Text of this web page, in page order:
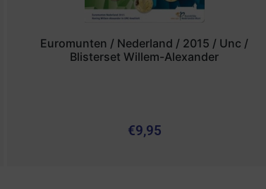
Euromunten / Nederland / 2015 / Unc /
Blisterset Willem-Alexander
€9,95